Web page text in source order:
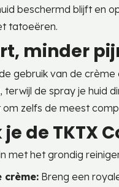
beschermd blijft en
tatoeëren.
minder
gebruik van de
terwijl de spray je huid
zelfs de meest
de TKTX
met het grondig
crème: Breng een